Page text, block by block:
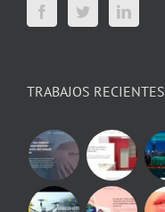
TRABAJOS RECIENTES